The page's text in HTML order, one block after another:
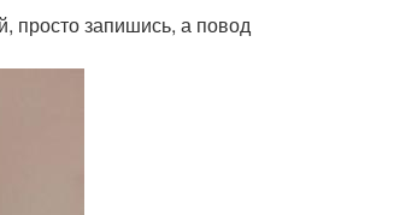
просто запишись, а повод